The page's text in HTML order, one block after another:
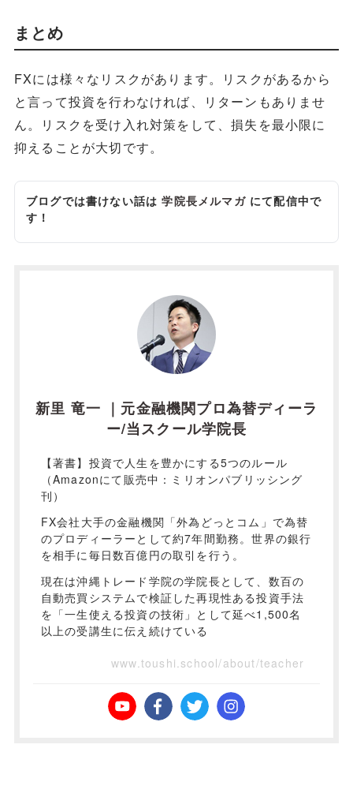
まとめ
FXには様々なリスクがあります。リスクがあるから
と言って投資を行わなければ、リターンもありませ
ん。リスクを受け入れ対策をして、損失を最小限に
抑えることが大切です。
ブログでは書けない話は学院長メルマガにて配信中で
す！
新里 竜一 ｜元金融機関プロ為替ディーラ
ー/当スクール学院長
【著書】投資で人生を豊かにする5つのルール
（Amazonにて販売中：ミリオンパブリッシング
刊）
FX会社大手の金融機関「外為どっとコム」で為替
のプロディーラーとして約7年間勤務。世界の銀行
を相手に毎日数百億円の取引を行う。
現在は沖縄トレード学院の学院長として、数百の
自動売買システムで検証した再現性ある投資手法
を「一生使える投資の技術」として延べ1,500名
以上の受講生に伝え続けている
www.toushi.school/about/teacher